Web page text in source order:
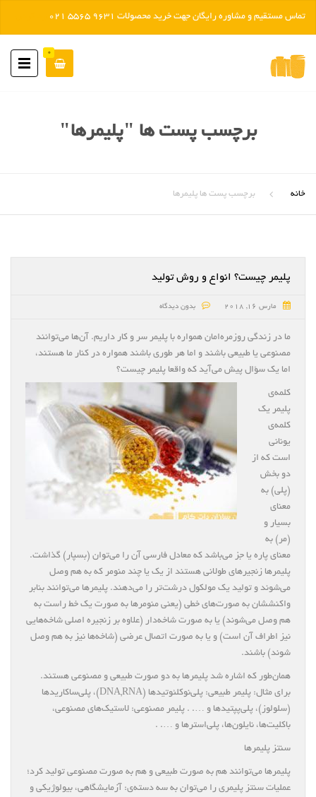
0
برچسب پست ها "پلیمرها"
خانه برچسب پست ها پلیمرها
پلیمر چیست؟ انواع و روش تولید
مارس 16, 2018 بدون دیدگاه
ما در زندگی روزمره‌امان همواره با پلیمر سر و کار داریم. آن‌ها می‌توانند
مصنوعی یا طبیعی باشند و اما هر طوری باشند همواره در کنار ما هستند،
اما یک سؤال پیش می‌آید که واقعا پلیمر چیست؟
کلمه‌ی
پلیمر یک
کلمه‌ی
یونانی
است که از
دو بخش
(پلی) به
معنای
بسیار و
(مر) به
معنای پاره یا جز می‌باشد که معادل فارسی آن را می‌توان (بسپار) گذاشت.
پلیمرها زنجیرهای طولانی هستند از یک یا چند منومر که به هم وصل
می‌شوند و تولید یک مولکول درشت‌تر را می‌دهند. پلیمرها می‌توانند بنابر
واکنششان به صورت‌های خطی (یعنی منومرها به صورت یک خط راست به
هم وصل می‌شوند) یا به صورت شاخه‌دار (علاوه بر زنجیره اصلی شاخه‌هایی
نیز اطراف آن است) و یا به صورت اتصال عرضی (شاخه‌ها نیز به هم وصل
شوند) باشند.
همان‌طور که اشاره شد پلیمرها به دو صورت طبیعی و مصنوعی هستند.
برای مثال: پلیمر طبیعی: پلی‌نوکلئوتیدها (DNA,RNA)، پلی‌ساکاریدها
(سلولوز)، پلی‌پپتیدها و …. . پلیمر مصنوعی: لاستیک‌های مصنوعی،
باکلیت‌ها، نایلون‌ها، پلی‌استرها و …. .
سنتز پلیمرها
پلیمرها می‌توانند هم به صورت طبیعی و هم به صورت مصنوعی تولید کرد؛
عملیات سنتز پلیمری را می‌توان به سه دسته‌ی: آزمایشگاهی، بیولوژیکی و
تماس مستقیم و مشاوره رایگان جهت خرید محصولات 9631 5565 021